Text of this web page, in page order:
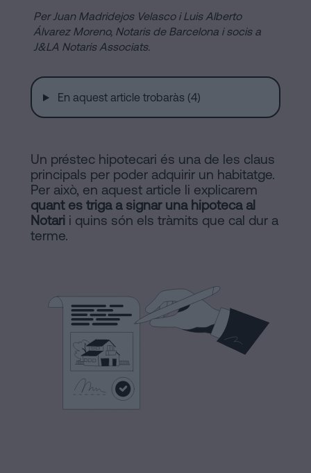
Instal·lacions
Notaria
en
línia
Blog
Acceptar
una
Herència
d’Inmmoble
a
Barcelona
Hipoteques
parella
Barcelona
Notaria
Per Juan Madridejos Velasco i Luis Alberto
Álvarez Moreno, Notaris de Barcelona i socis a
J&LA Notaris Associats.
En aquest article trobaràs (4)
Un préstec hipotecari és una de les claus
principals per poder adquirir un habitatge.
Per això, en aquest article li explicarem
quant es triga a signar una hipoteca al
Notari i quins són els tràmits que cal dur a
terme.